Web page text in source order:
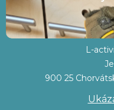
L-
900 25